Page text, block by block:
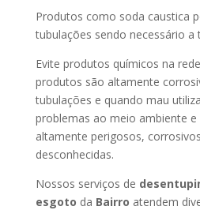
Produtos como soda caustica
tubulações sendo necessário a
Evite produtos químicos na
produtos são altamente
tubulações e quando mau
problemas ao meio ambiente
altamente perigosos,
desconhecidas.
Nossos serviços de
esgoto da Bairro atendem